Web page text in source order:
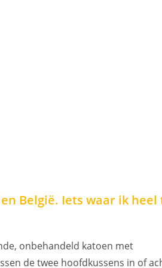
België. Iets waar ik heel
onbehandeld katoen met
de twee hoofdkussens in of